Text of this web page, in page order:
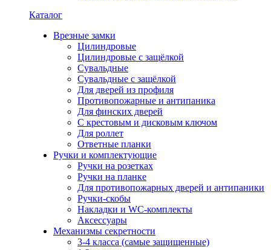
Каталог
Врезные замки
Цилиндровые
Цилиндровые с защёлкой
Сувальдные
Сувальдные с защёлкой
Для дверей из профиля
Противопожарные и антипаника
Для финских дверей
С крестовым и дисковым ключом
Для роллет
Ответные планки
Ручки и комплектующие
Ручки на розетках
Ручки на планке
Для противопожарных дверей и антипаники
Ручки-скобы
Накладки и WC-комплекты
Аксессуары
Механизмы секретности
3-4 класса (самые защищенные)